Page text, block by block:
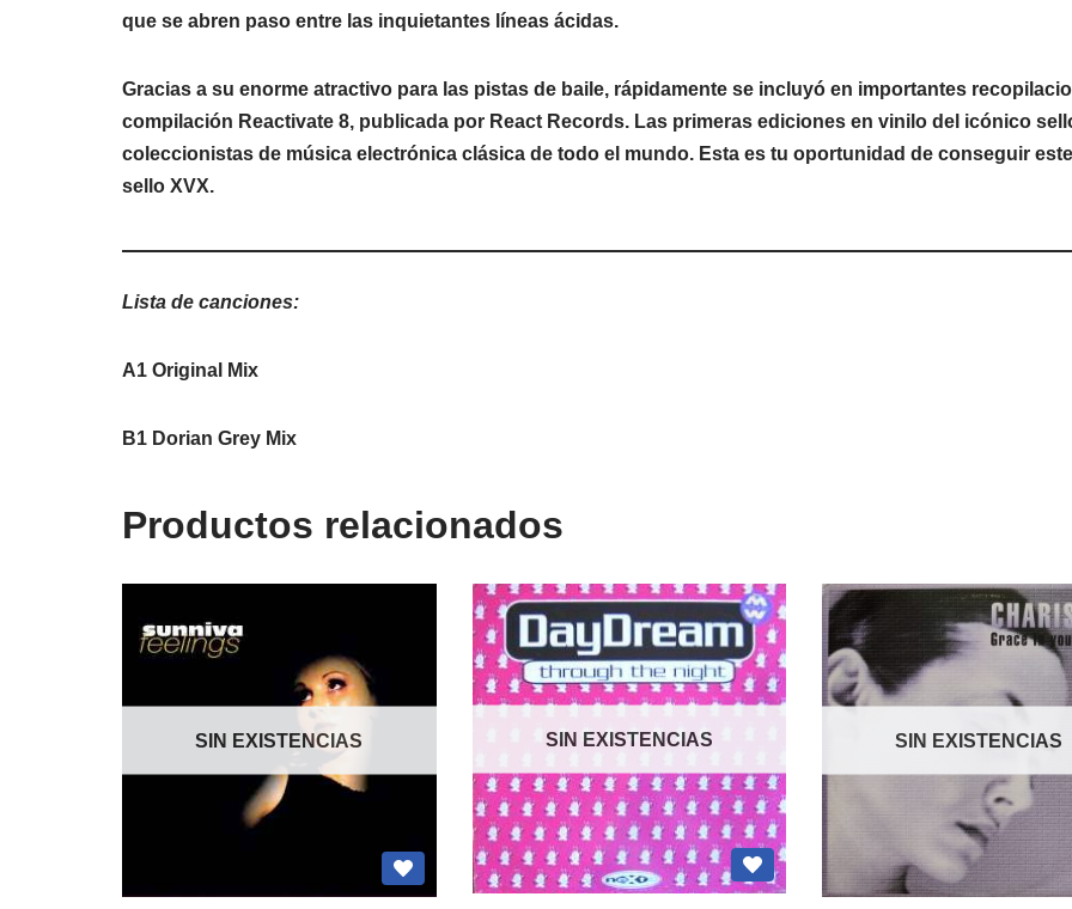
que se abren paso entre las inquietantes líneas ácidas.
Gracias a su enorme atractivo para las pistas de baile, rápidamente se incluyó en importantes
compilación Reactivate 8, publicada por React Records. Las primeras ediciones en vinilo del icónico
coleccionistas de música electrónica clásica de todo el mundo. Esta es tu oportunidad de conseguir
sello XVX.
Lista de canciones:
A1 Original Mix
B1 Dorian Grey Mix
Productos relacionados
SIN EXISTENCIAS SIN EXISTENCIAS SIN EXISTENCIAS